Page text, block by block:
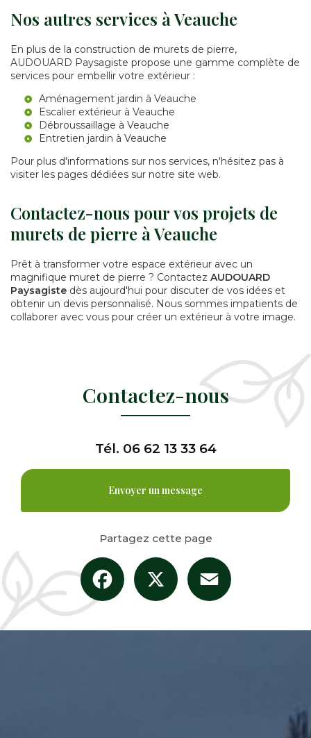
Nos autres services à Veauche
En plus de la construction de murets de pierre,
AUDOUARD Paysagiste propose une gamme complète de
services pour embellir votre extérieur :
Aménagement jardin à Veauche
Escalier extérieur à Veauche
Débroussaillage à Veauche
Entretien jardin à Veauche
Pour plus d'informations sur nos services, n'hésitez pas à
visiter les pages dédiées sur notre site web.
Contactez-nous pour vos projets de
murets de pierre à Veauche
Prêt à transformer votre espace extérieur avec un
magnifique muret de pierre ? Contactez AUDOUARD
Paysagiste dès aujourd'hui pour discuter de vos idées et
obtenir un devis personnalisé. Nous sommes impatients de
collaborer avec vous pour créer un extérieur à votre image.
Contactez-nous
Tél. 06 62 13 33 64
Envoyer un message
Partagez cette page
Facebook